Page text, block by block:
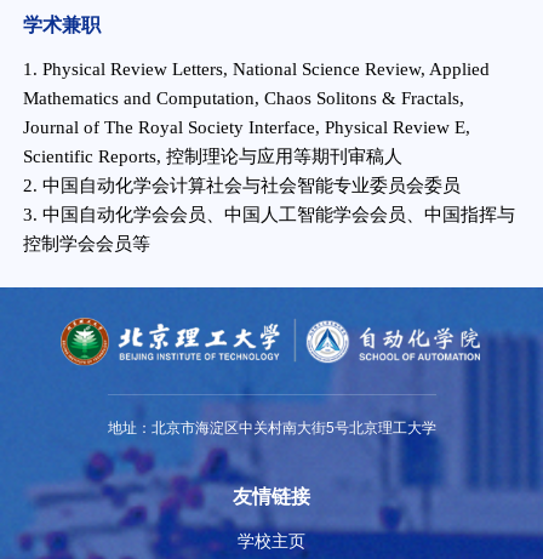
学术兼职
1. Physical Review Letters, National Science Review, Applied
Mathematics and Computation, Chaos Solitons & Fractals,
Journal of The Royal Society Interface, Physical Review E,
Scientific Reports, 控制理论与应用等期刊审稿人
2. 中国自动化学会计算社会与社会智能专业委员会委员
3. 中国自动化学会会员、中国人工智能学会会员、中国指挥与
控制学会会员等
地址：北京市海淀区中关村南大街5号北京理工大学
友情链接
学校主页